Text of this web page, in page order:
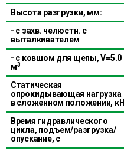
Высота разгрузки, мм:
- с захв. челюстн. с
выталкивателем
- с ковшом для щепы, V=5.0
м3
Статическая
опрокидывающая нагрузка
в сложенном положении, кН
Время гидравлического
цикла, подъем/разгрузка/
опускание, с